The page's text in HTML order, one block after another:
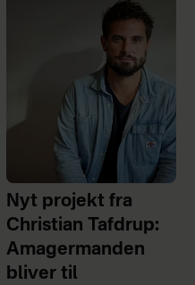
Nyt projekt fra
Christian Tafdrup:
Amagermanden
bliver til